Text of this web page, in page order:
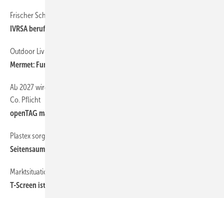
Frischer Schwung für die Branchenarbeit
IVRSA beruft neue Vorsitzende in die Fachausschüsse
Outdoor Living mit Screengeweben neu gedacht
Mermet: Funktion trifft Design
Ab 2027 wird ein digitaler Gerätepass für Markisentücher, Screens &
Co. Pflicht
openTAG macht’s möglich
Plastex sorgt für dauerhafte Tuchspannung
Seitensaumführung neu gedacht
Marktsituation bestätigt den Bedarf nach technischen Alternativen
T-Screen ist kein ZIP-Screen